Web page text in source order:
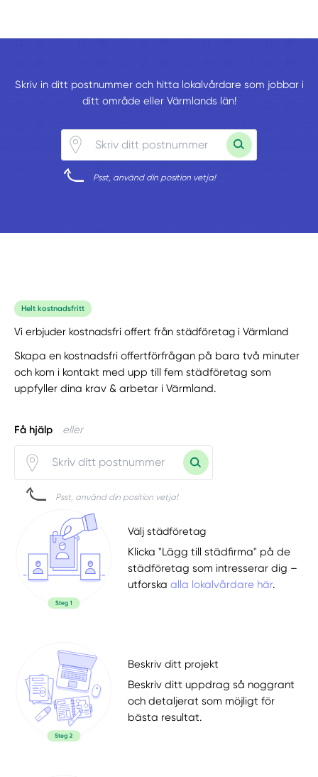
Skriv in ditt postnummer och hitta lokalvårdare som jobbar i
ditt område eller Värmlands län!
Psst, använd din position vetja!
Helt kostnadsfritt
Vi erbjuder kostnadsfri offert från städföretag i Värmland
Skapa en kostnadsfri offertförfrågan på bara två minuter
och kom i kontakt med upp till fem städföretag som
uppfyller dina krav & arbetar i Värmland.
Få hjälp eller
Psst, använd din position vetja!
Välj städföretag
Klicka "Lägg till städfirma" på de
städföretag som intresserar dig –
utforskaalla lokalvårdare här.
Beskriv ditt projekt
Beskriv ditt uppdrag så noggrant
och detaljerat som möjligt för
bästa resultat.